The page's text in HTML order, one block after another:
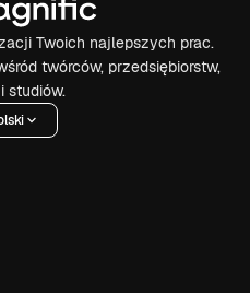
Twoich najlepszych prac.
twórców, przedsiębiorstw,
studiów.